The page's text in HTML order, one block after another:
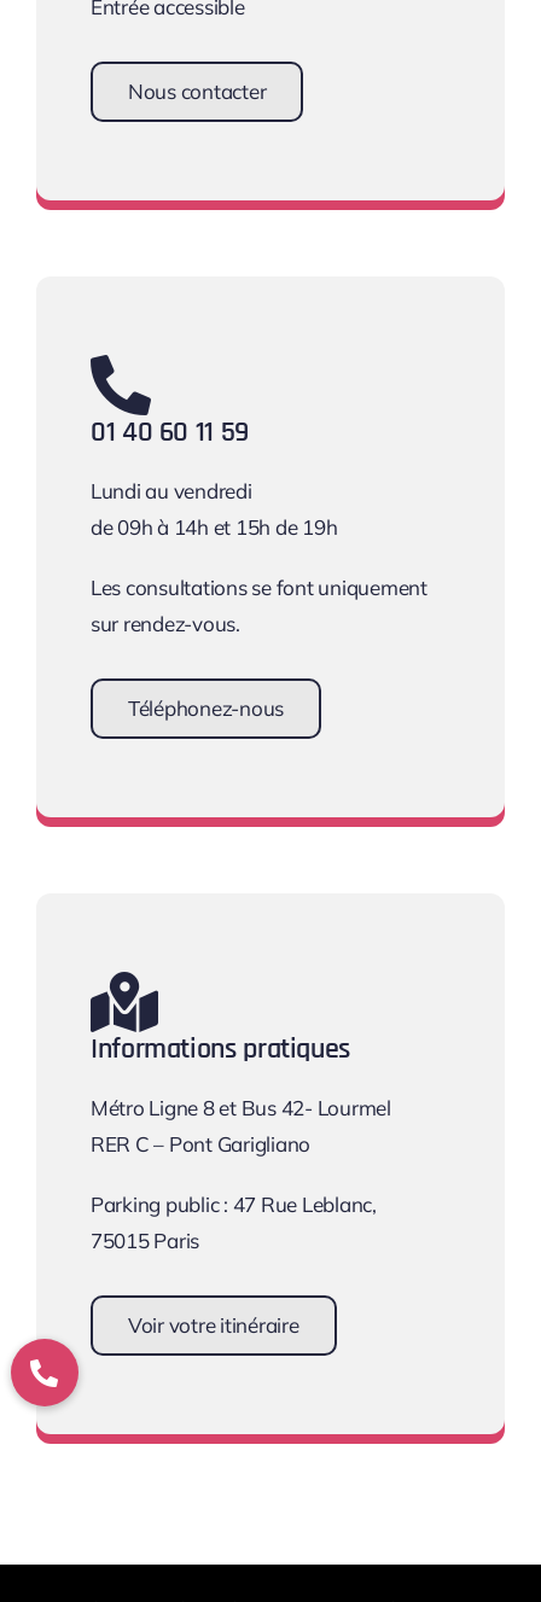
Entrée accessible
Nous contacter
01 40 60 11 59
Lundi au vendredi
de 09h à 14h et 15h de 19h
Les consultations se font uniquement
sur rendez-vous.
Téléphonez-nous
Informations pratiques
Métro Ligne 8 et Bus 42- Lourmel
RER C – Pont Garigliano
Parking public : 47 Rue Leblanc,
75015 Paris
Voir votre itinéraire